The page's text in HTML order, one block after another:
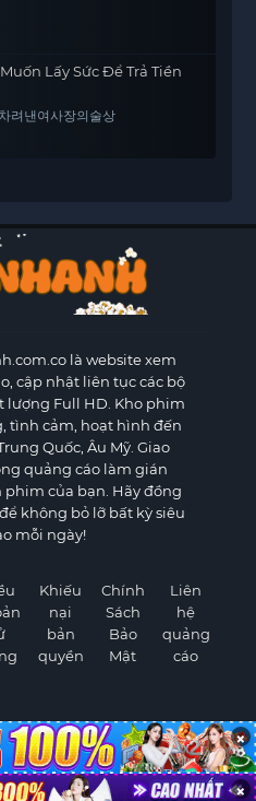
Lấy Sức Để Trả Tiền
려낸여사장의술상
là website xem
cập nhật liên tục các bộ
lượng Full HD. Kho phim
tình cảm, hoạt hình đến
Quốc, Âu Mỹ. Giao
quảng cáo làm gián
của bạn. Hãy đồng
không bỏ lỡ bất kỳ siêu
mỗi ngày!
Khiếu
nại
bản
quyền
Chính
Sách
Bảo
Mật
Liên
hệ
quảng
cáo
Vietsub Full HD nhanh
×
×